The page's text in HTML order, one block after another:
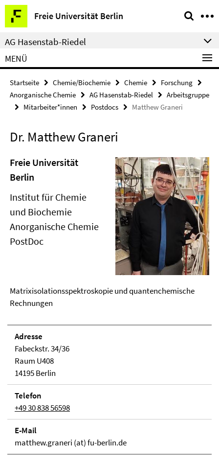
Springe
direkt
zu
Inhalt
Freie Universität Berlin
Service-
Navigation
AG Hasenstab-Riedel
MENÜ
Startseite Chemie/Biochemie Chemie
Forschung
Anorganische Chemie
AG Hasenstab-Riedel
Arbeitsgruppe
Mitarbeiter*innen
Postdocs Matthew Graneri
Dr. Matthew Graneri
Freie Universität
Berlin
Institut für Chemie
und Biochemie
Anorganische Chemie
PostDoc
Matrixisolationsspektroskopie und quantenchemische
Rechnungen
Adresse
Fabeckstr. 34/36
Raum U408
14195 Berlin
Telefon
+49 30 838 56598
E-Mail
matthew.graneri (at) fu-berlin.de